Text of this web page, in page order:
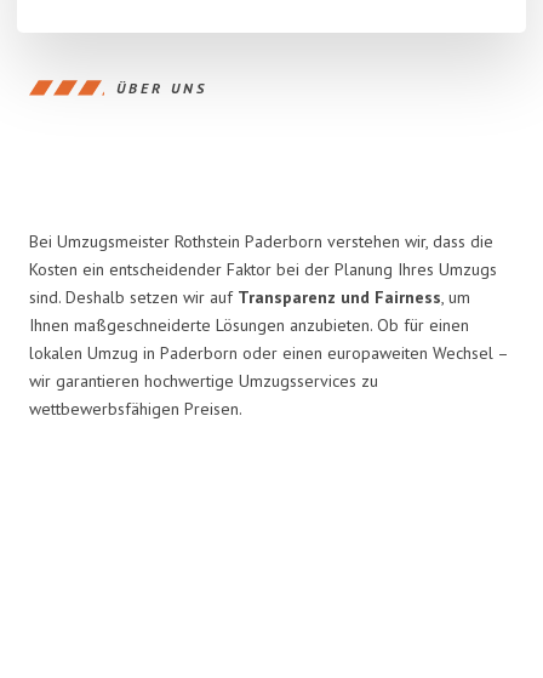
ÜBER UNS
Bei Umzugsmeister Rothstein Paderborn verstehen wir, dass die
Kosten ein entscheidender Faktor bei der Planung Ihres Umzugs
sind. Deshalb setzen wir auf Transparenz und Fairness, um
Ihnen maßgeschneiderte Lösungen anzubieten. Ob für einen
lokalen Umzug in Paderborn oder einen europaweiten Wechsel –
wir garantieren hochwertige Umzugsservices zu
wettbewerbsfähigen Preisen.